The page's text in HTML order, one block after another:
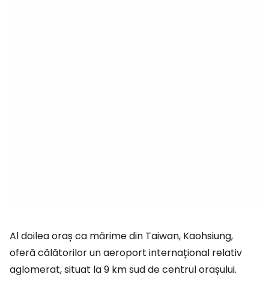
Al doilea oraș ca mărime din Taiwan, Kaohsiung,
oferă călătorilor un aeroport internațional relativ
aglomerat, situat la 9 km sud de centrul orașului.